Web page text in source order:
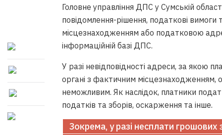
Головне управління ДПС у Сумській
повідомлення-рішення, податкові
місцезнаходженням або податковою
інформаційній базі ДПС.
У разі невідповідності адреси, за якою
органі з фактичним місцезнаходженням,
неможливим. Як наслідок, платники
податків та зборів, оскарження та інше.
Зокрема, у разі несплати грошових